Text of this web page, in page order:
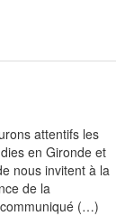
attentifs les
en Gironde et
nous invitent à la
de la
(…)